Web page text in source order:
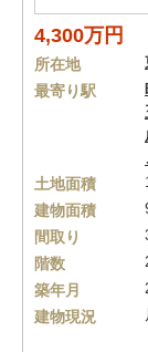
4,300万円
所在地
最寄り駅
土地面積
建物面積
間取り
階数
築年月
建物現況